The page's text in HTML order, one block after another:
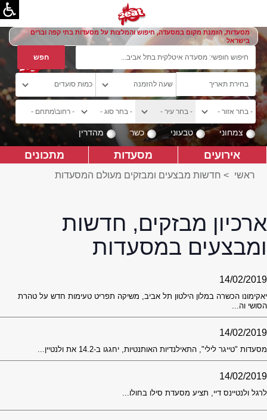
מסעדות, הזמנת מקום במסעדה, חיפוש והמלצות על מסעדות בתי קפה וברים
בישראל
צמחוני טבעוני כשר מהדרין
אירועים מסעדות מתכונים
ראשי > חדשות מבצעים ומבזקים מעולם המסעדות
ארכיון מבזקים, חדשות
ומבצעים במסעדות
14/02/2019
יאקימונו הכשרה במלון הילטון תל אביב, משיקה תפריט טעימות חדש על טהרת
הסושי וה...
14/02/2019
מסעדות "טייגר לילי", התאילנדיות האותנטיות, יחגגו ב-14.2 את ולנטיין...
14/02/2019
לרגל ולנטיינס דיי, תציע מסעדת סילו בחולו...